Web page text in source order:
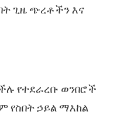
ጊዜ ጭረቶችን እና
የተደራረቡ ወንበሮች
የስበት ኃይል ማእከል